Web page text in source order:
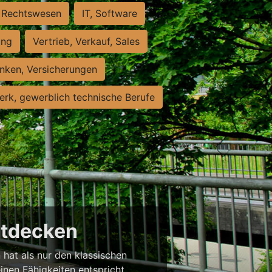
Rechtswesen IT, Software
Vertrieb, Verkauf, Sales
Versicherungen
gewerblich technische Berufe
als nur den klassischen